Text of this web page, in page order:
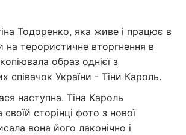
Тодоренко, яка живе і працює в
терористичне вторгнення в
образ однієї з
співачок України - Тіни Кароль.
наступна. Тіна Кароль
своїй сторінці фото з нової
вона його лаконічно і